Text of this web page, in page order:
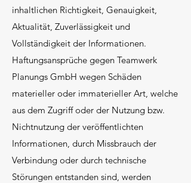
inhaltlichen Richtigkeit, Genauigkeit,
Aktualität, Zuverlässigkeit und
Vollständigkeit der Informationen.
Haftungsansprüche gegen Teamwerk
Planungs GmbH wegen Schäden
materieller oder immaterieller Art, welche
aus dem Zugriff oder der Nutzung bzw.
Nichtnutzung der veröffentlichten
Informationen, durch Missbrauch der
Verbindung oder durch technische
Störungen entstanden sind, werden